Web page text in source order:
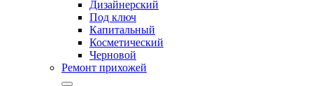
Дизайнерский
Под ключ
Капитальный
Косметический
Черновой
Ремонт прихожей